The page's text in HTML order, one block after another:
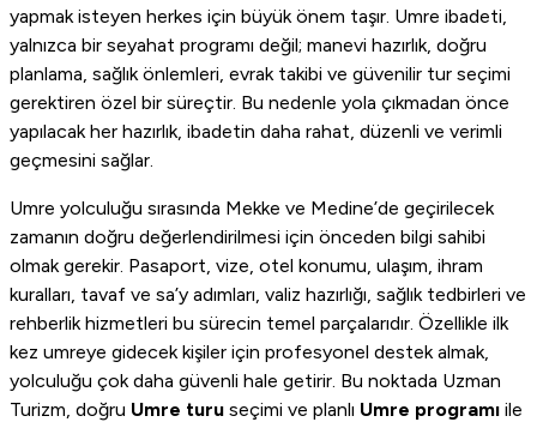
yapmak isteyen herkes için büyük önem taşır. Umre ibadeti,
yalnızca bir seyahat programı değil; manevi hazırlık, doğru
planlama, sağlık önlemleri, evrak takibi ve güvenilir tur seçimi
gerektiren özel bir süreçtir. Bu nedenle yola çıkmadan önce
yapılacak her hazırlık, ibadetin daha rahat, düzenli ve verimli
geçmesini sağlar.
Umre yolculuğu sırasında Mekke ve Medine’de geçirilecek
zamanın doğru değerlendirilmesi için önceden bilgi sahibi
olmak gerekir. Pasaport, vize, otel konumu, ulaşım, ihram
kuralları, tavaf ve sa’y adımları, valiz hazırlığı, sağlık tedbirleri ve
rehberlik hizmetleri bu sürecin temel parçalarıdır. Özellikle ilk
kez umreye gidecek kişiler için profesyonel destek almak,
yolculuğu çok daha güvenli hale getirir. Bu noktada Uzman
Turizm, doğru Umre turu seçimi ve planlı Umre programı ile